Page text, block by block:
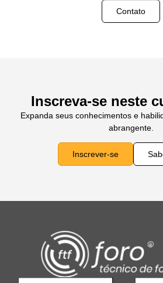
Contato
Inscreva-se neste
Expanda seus conhecimentos e
abrangente.
Inscrever-se